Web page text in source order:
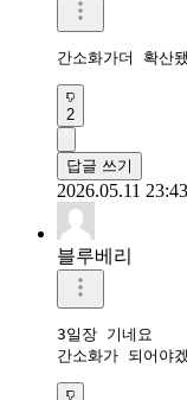
간소화가더 확산
2
답글 쓰기
2026.05.11 23:43
블루베리
3일장 기네요
간소화가 되어야